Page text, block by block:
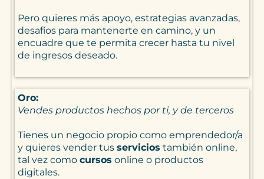
Pero quieres más apoyo, estrategias avanzadas,
desafíos para mantenerte en camino, y un
encuadre que te permita crecer hasta tu nivel
de ingresos deseado.
Oro:
Vendes productos hechos por ti, y de terceros
Tienes un negocio propio como emprendedor/a
y quieres vender tus servicios también online,
tal vez como cursos online o productos
digitales.